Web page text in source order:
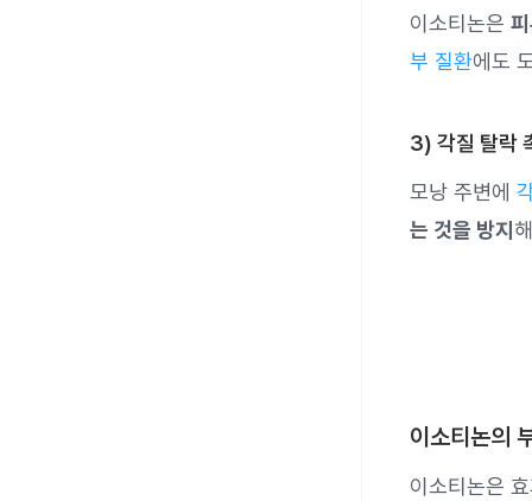
이소티논은
부 질환에도
3) 각질 탈락
모낭 주변에
는 것을 방지
이소티논의
이소티논은